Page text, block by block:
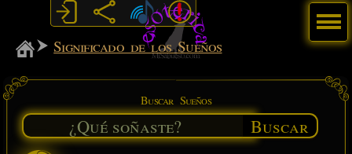
MiSabueso
Significado de los Sueños
Buscar Sueños
Buscar
Menú